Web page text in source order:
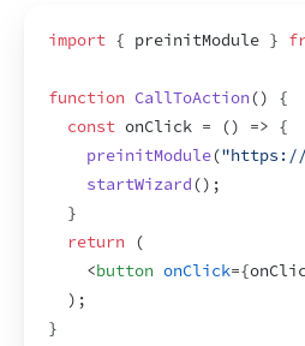
import { preinitModule }
function CallToAction()
{
const onClick = () => {
preinitModule("https://
startWizard() ;
}
return
(
<button onClick={
) ;
}